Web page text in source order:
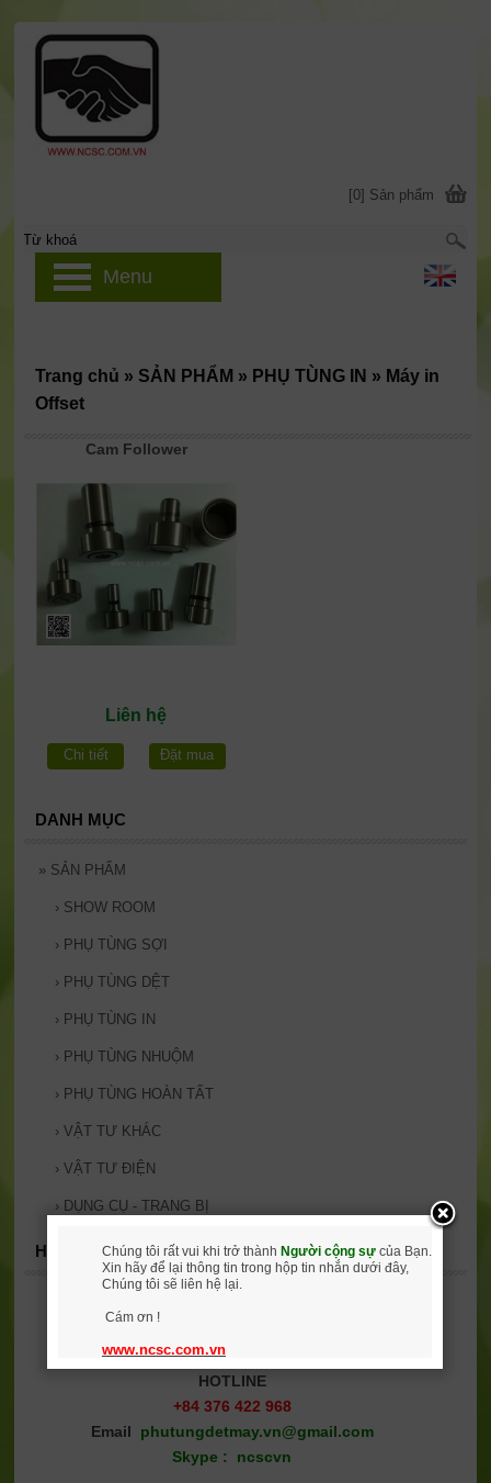
Cam Follower
Liên hệ
Chi tiết Đặt mua
Trang chủ » SẢN PHẨM » PHỤ TÙNG IN » Máy in
Offset
DANH MỤC
» SẢN PHẨM
› SHOW ROOM
› PHỤ TÙNG SỢI
› PHỤ TÙNG DỆT
› PHỤ TÙNG IN
› PHỤ TÙNG NHUỘM
› PHỤ TÙNG HOÀN TẤT
› VẬT TƯ KHÁC
› VẬT TƯ ĐIỆN
› DỤNG CỤ - TRANG BỊ
HOTLINE
HOTLINE
+84 376 422 968
Email
phutungdetmay.vn@gmail.com
Skype : ncscvn
[0] Sản phẩm
Menu
Chúng tôi rất vui khi trở thành Người cộng sự của Bạn.
Xin hãy để lại thông tin trong hộp tin nhắn dưới đây,
Chúng tôi sẽ liên hệ lại.
Cám ơn !
www.ncsc.com.vn